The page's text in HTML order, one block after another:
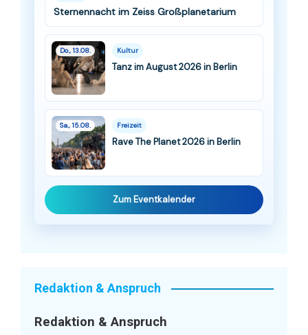
Sternennacht im Zeiss Großplanetarium
Do., 13.08. Kultur
Tanz im August 2026 in Berlin
Sa., 15.08. Freizeit
Rave The Planet 2026 in Berlin
Zum Eventkalender
Redaktion & Anspruch
Redaktion & Anspruch